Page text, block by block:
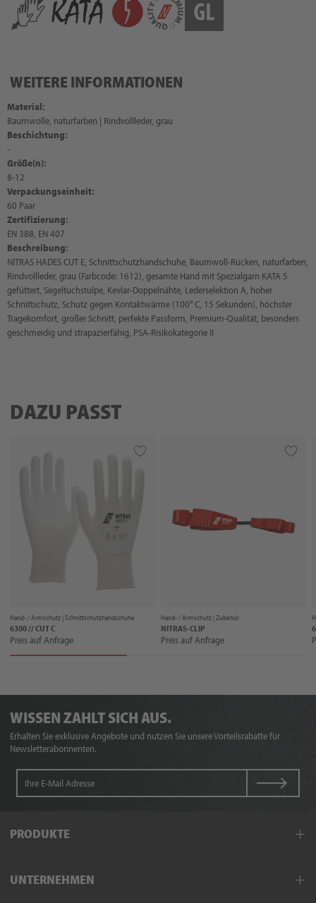
WEITERE INFORMATIONEN
Material:
Baumwolle, naturfarben | Rindvollleder, grau
Beschichtung:
-
Größe(n):
8-12
Verpackungseinheit:
60 Paar
Zertifizierung:
EN 388, EN 407
Beschreibung:
NITRAS HADES CUT E, Schnittschutzhandschuhe, Baumwoll-Rücken, naturfarben,
Rindvollleder, grau (Farbcode: 1612), gesamte Hand mit Spezialgarn KATA 5
gefüttert, Segeltuchstulpe, Kevlar-Doppelnähte, Lederselektion A, hoher
Schnittschutz, Schutz gegen Kontaktwärme (100° C, 15 Sekunden), höchster
Tragekomfort, großer Schnitt, perfekte Passform, Premium-Qualität, besonders
geschmeidig und strapazierfähig, PSA-Risikokategorie II
DAZU PASST
Hand- / Armschutz |Schnittschutzhandschuhe
6300 // CUT C
Preis auf Anfrage
Hand- / Armschutz |Zubehör
NITRAS-CLIP
Preis auf Anfrage
WISSEN ZAHLT SICH AUS.
Erhalten Sie exklusive Angebote und nutzen Sie unsere Vorteilsrabatte für
Newsletterabonnenten.
PRODUKTE
Schutzkleidung
UNTERNEHMEN